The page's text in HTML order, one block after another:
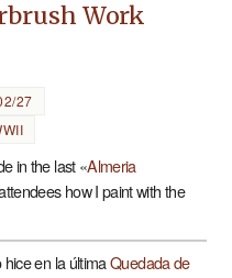
Work
27
in the last «Almeria
how I paint with the
hice en la últimaQuedada de